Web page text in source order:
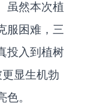
虽然本次植
服困难，三
投入到植树
显生机勃
。